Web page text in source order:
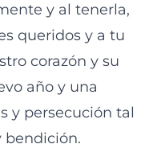
y al tenerla,
queridos y a tu
corazón y su
año y una
y persecución tal
bendición.